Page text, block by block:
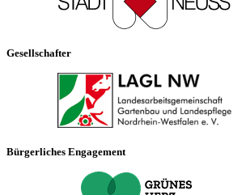
Gesellschafter
Bürgerliches Engagement